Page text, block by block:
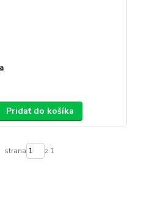
Pridať do košíka
strana z 1